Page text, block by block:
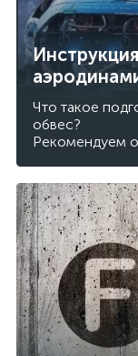
Что такое
обвес?
Рекомендуем